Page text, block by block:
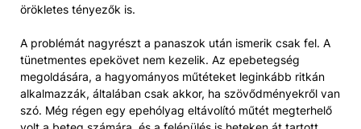
örökletes tényezők is.
A problémát nagyrészt a panaszok után ismerik csak fel. A
tünetmentes epekövet nem kezelik. Az epebetegség
megoldására, a hagyományos műtéteket leginkább ritkán
alkalmazzák, általában csak akkor, ha szövődményekről van
szó. Még régen egy epehólyag eltávolító műtét megterhelő